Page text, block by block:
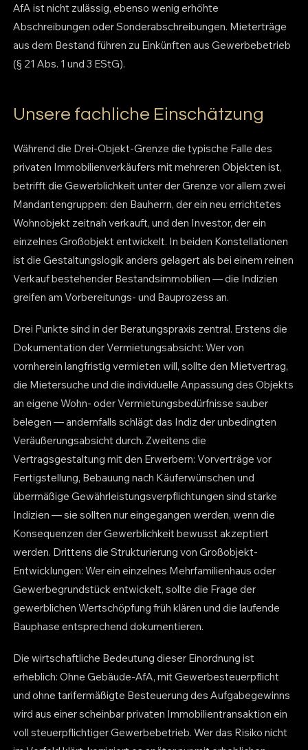
AfA ist nicht zulässig, ebenso wenig erhöhte
Abschreibungen oder Sonderabschreibungen. Mieterträge
aus dem Bestand führen zu Einkünften aus Gewerbebetrieb
(§ 21 Abs. 1 und 3 EStG).
Unsere fachliche Einschätzung
Während die Drei-Objekt-Grenze die typische Falle des
privaten Immobilienverkäufers mit mehreren Objekten ist,
betrifft die Gewerblichkeit unter der Grenze vor allem zwei
Mandantengruppen: den Bauherrn, der ein neu errichtetes
Wohnobjekt zeitnah verkauft, und den Investor, der ein
einzelnes Großobjekt entwickelt. In beiden Konstellationen
ist die Gestaltungslogik anders gelagert als bei einem reinen
Verkauf bestehender Bestandsimmobilien — die Indizien
greifen am Vorbereitungs- und Bauprozess an.
Drei Punkte sind in der Beratungspraxis zentral. Erstens die
Dokumentation der Vermietungsabsicht: Wer von
vornherein langfristig vermieten will, sollte den Mietvertrag,
die Mietersuche und die individuelle Anpassung des Objekts
an eigene Wohn- oder Vermietungsbedürfnisse sauber
belegen — andernfalls schlägt das Indiz der unbedingten
Veräußerungsabsicht durch. Zweitens die
Vertragsgestaltung mit den Erwerbern: Vorverträge vor
Fertigstellung, Bebauung nach Käuferwünschen und
übermäßige Gewährleistungsverpflichtungen sind starke
Indizien — sie sollten nur eingegangen werden, wenn die
Konsequenzen der Gewerblichkeit bewusst akzeptiert
werden. Drittens die Strukturierung von Großobjekt-
Entwicklungen: Wer ein einzelnes Mehrfamilienhaus oder
Gewerbegrundstück entwickelt, sollte die Frage der
gewerblichen Wertschöpfung früh klären und die laufende
Bauphase entsprechend dokumentieren.
Die wirtschaftliche Bedeutung dieser Einordnung ist
erheblich: Ohne Gebäude-AfA, mit Gewerbesteuerpflicht
und ohne tarifermäßigte Besteuerung des Aufgabegewinns
wird aus einer scheinbar privaten Immobilientransaktion ein
voll steuerpflichtiger Gewerbebetrieb. Wer das Risiko nicht